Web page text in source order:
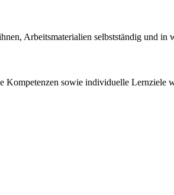
Arbeitsmaterialien selbstständig und in
Kompetenzen sowie individuelle Lernziele